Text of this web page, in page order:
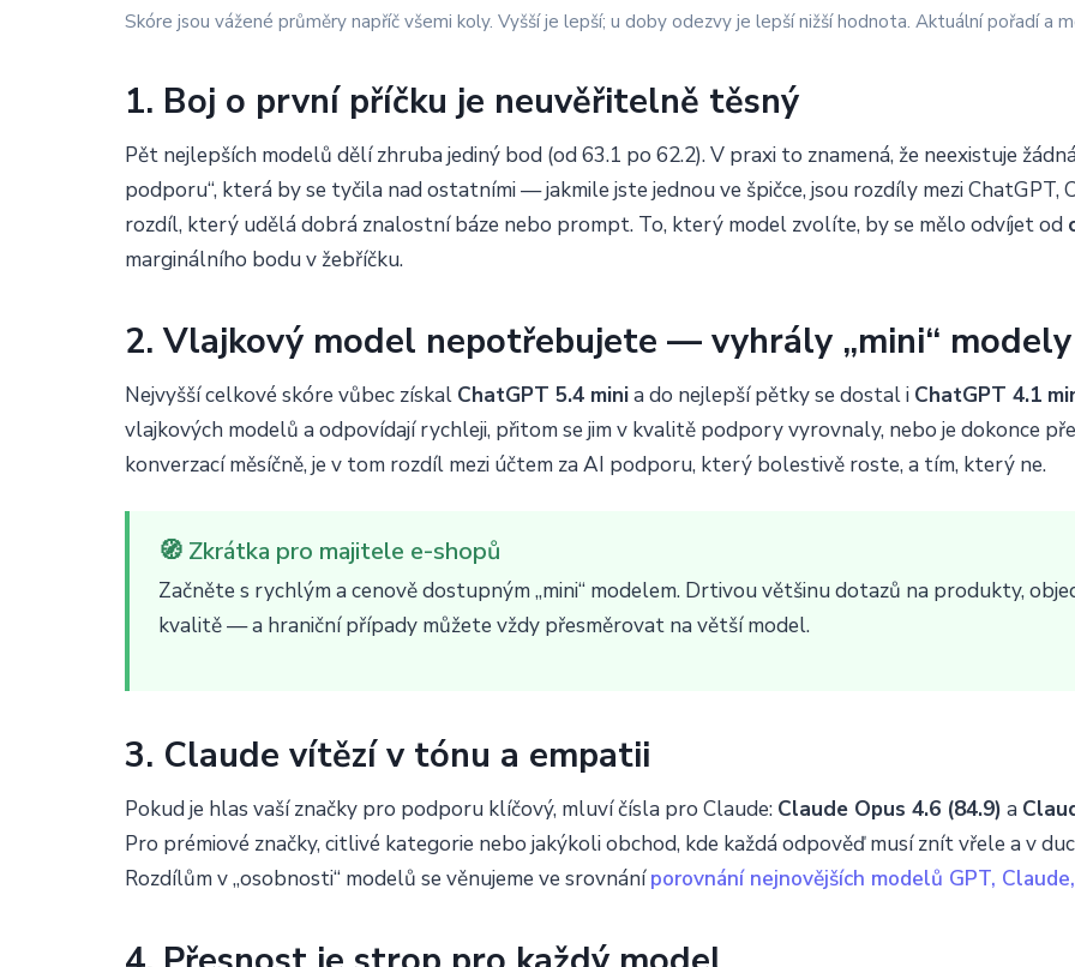
Skóre jsou vážené průměry napříč všemi koly. Vyšší je lepší; u doby odezvy je lepší nižší hodnota. Aktuální pořadí a
1. Boj o první příčku je neuvěřitelně těsný
Pět nejlepších modelů dělí zhruba jediný bod (od 63.1 po 62.2). V praxi to znamená, že neexistuje
podporu“, která by se tyčila nad ostatními — jakmile jste jednou ve špičce, jsou rozdíly mezi ChatGPT,
rozdíl, který udělá dobrá znalostní báze nebo prompt. To, který model zvolíte, by se mělo odvíjet od
marginálního bodu v žebříčku.
2. Vlajkový model nepotřebujete — vyhrály „mini“ modely
Nejvyšší celkové skóre vůbec získal ChatGPT 5.4 minia do nejlepší pětky se dostal i ChatGPT 4.1
vlajkových modelů a odpovídají rychleji, přitom se jim v kvalitě podpory vyrovnaly, nebo je dokonce
konverzací měsíčně, je v tom rozdíl mezi účtem za AI podporu, který bolestivě roste, a tím, který ne.
🧭 Zkrátka pro majitele e-shopů
Začněte s rychlým a cenově dostupným „mini“ modelem. Drtivou většinu dotazů na produkty,
kvalitě — a hraniční případy můžete vždy přesměrovat na větší model.
3. Claude vítězí v tónu a empatii
Pokud je hlas vaší značky pro podporu klíčový, mluví čísla pro Claude: Claude Opus 4.6 (84.9) a
Pro prémiové značky, citlivé kategorie nebo jakýkoli obchod, kde každá odpověď musí znít vřele a v
Rozdílům v „osobnosti“ modelů se věnujeme ve srovnáníporovnání nejnovějších modelů GPT,